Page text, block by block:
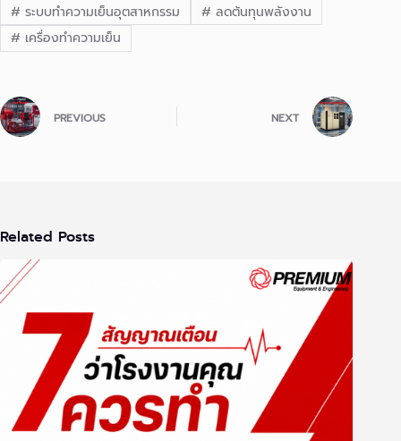
# ระบบทำความเย็นอุตสาหกรรม # ลดต้นทุนพลังงาน
# เครื่องทำความเย็น
PREVIOUS NEXT
Related Posts